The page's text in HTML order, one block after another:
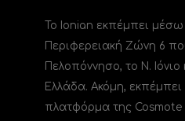
Το Ionian εκπέμπει
Περιφερειακή Ζώνη 6
Πελοπόννησο, το N.
Ελλάδα. Ακόμη,
πλατφόρμα της Cosmote